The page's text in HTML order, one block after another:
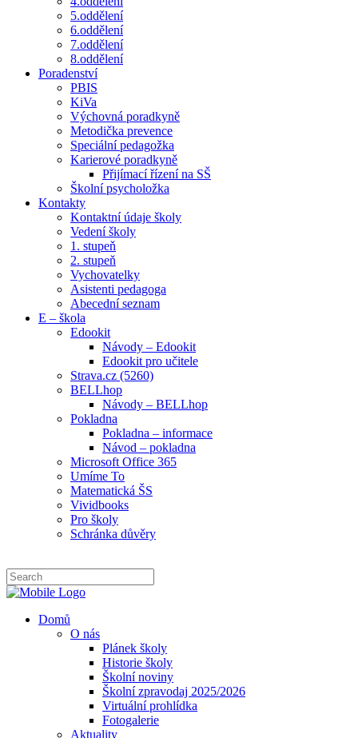
5.oddělení
6.oddělení
7.oddělení
8.oddělení
Poradenství
PBIS
KiVa
Výchovná poradkyně
Metodička prevence
Speciální pedagožka
Karierové poradkyně
Přijímací řízení na SŠ
Školní psycholožka
Kontakty
Kontaktní údaje školy
Vedení školy
1. stupeň
2. stupeň
Vychovatelky
Asistenti pedagoga
Abecední seznam
E – škola
Edookit
Návody – Edookit
Edookit pro učitele
Strava.cz (5260)
BELLhop
Návody – BELLhop
Pokladna
Pokladna – informace
Návod – pokladna
Microsoft Office 365
Umíme To
Matematická ŠS
Vividbooks
Pro školy
Schránka důvěry
Domů
O nás
Plánek školy
Historie školy
Školní noviny
Školní zpravodaj 2025/2026
Virtuální prohlídka
Fotogalerie
Aktuality